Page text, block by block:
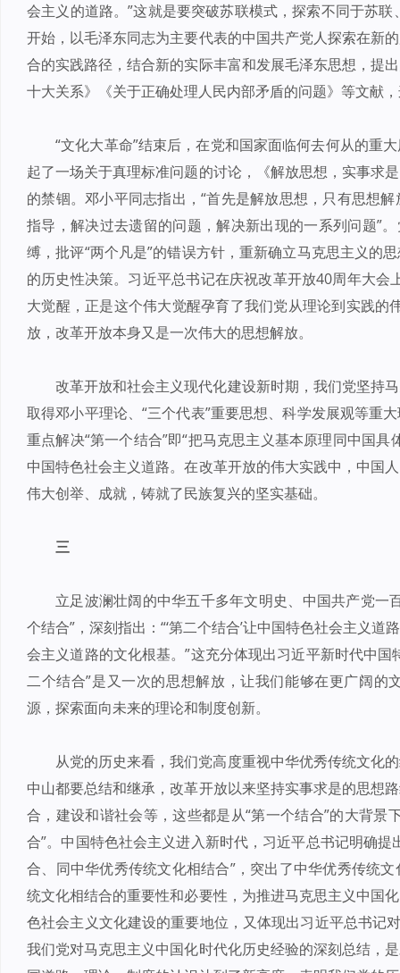
会主义的道路。”这就是要突破苏联模式，探索不同于苏
开始，以毛泽东同志为主要代表的中国共产党人探索在新
合的实践路径，结合新的实际丰富和发展毛泽东思想，提
十大关系》《关于正确处理人民内部矛盾的问题》等文献
“文化大革命”结束后，在党和国家面临何去何从的重
起了一场关于真理标准问题的讨论，《解放思想，实事求
的禁锢。邓小平同志指出，“首先是解放思想，只有思想
指导，解决过去遗留的问题，解决新出现的一系列问题”
缚，批评“两个凡是”的错误方针，重新确立马克思主义的
的历史性决策。习近平总书记在庆祝改革开放40周年大
大觉醒，正是这个伟大觉醒孕育了我们党从理论到实践的
放，改革开放本身又是一次伟大的思想解放。
改革开放和社会主义现代化建设新时期，我们党坚持
取得邓小平理论、“三个代表”重要思想、科学发展观等重
重点解决“第一个结合”即“把马克思主义基本原理同中国
中国特色社会主义道路。在改革开放的伟大实践中，中国
伟大创举、成就，铸就了民族复兴的坚实基础。
三
立足波澜壮阔的中华五千多年文明史、中国共产党一
个结合”，深刻指出：“‘第二个结合’让中国特色社会主义
会主义道路的文化根基。”这充分体现出习近平新时代中
二个结合”是又一次的思想解放，让我们能够在更广阔
源，探索面向未来的理论和制度创新。
从党的历史来看，我们党高度重视中华优秀传统文化
中山都要总结和继承，改革开放以来坚持实事求是的思想
合，建设和谐社会等，这些都是从“第一个结合”的大背
合”。中国特色社会主义进入新时代，习近平总书记明确
合、同中华优秀传统文化相结合”，突出了中华优秀传统
统文化相结合的重要性和必要性，为推进马克思主义中国
色社会主义文化建设的重要地位，又体现出习近平总书记
我们党对马克思主义中国化时代化历史经验的深刻总结，